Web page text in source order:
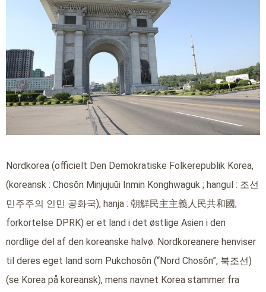
Nordkorea (officielt Den Demokratiske Folkerepublik Korea,
(koreansk : Chosŏn Minjujuŭi Inmin Konghwaguk ; hangul : 조선
민주주의 인민 공화국), hanja : 朝鮮民主主義人民共和國;
forkortelse DPRK) er et land i det østlige Asien i den
nordlige del af den koreanske halvø. Nordkoreanere henviser
til deres eget land som Pukchosŏn (“Nord Chosŏn”, 북조선)
(se Korea på koreansk), mens navnet Korea stammer fra